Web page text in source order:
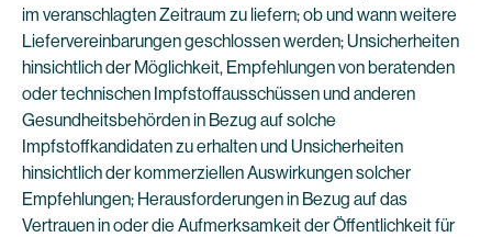
im veranschlagten Zeitraum zu liefern; ob und wann weitere
Liefervereinbarungen geschlossen werden; Unsicherheiten
hinsichtlich der Möglichkeit, Empfehlungen von beratenden
oder technischen Impfstoffausschüssen und anderen
Gesundheitsbehörden in Bezug auf solche
Impfstoffkandidaten zu erhalten und Unsicherheiten
hinsichtlich der kommerziellen Auswirkungen solcher
Empfehlungen; Herausforderungen in Bezug auf das
Vertrauen in oder die Aufmerksamkeit der Öffentlichkeit für